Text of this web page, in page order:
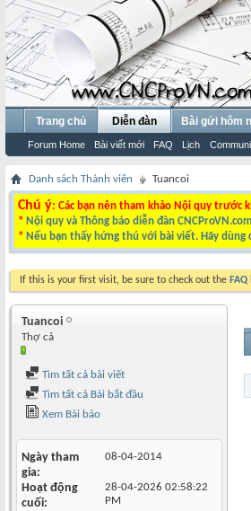
Trang chủ Diễn đàn
Forum Home Bài viết mới FAQ Lịch
Bài gửi hôm
Danh sách Thành viên Tuancoi
Chú ý: Các bạn nên tham khảo Nội quy trước
* Nội quy và Thông báo diễn đàn CNCProVN.com
* Nếu bạn thấy hứng thú với bài viết. Hãy dùng
If this is your first visit, be sure to check out the FAQ
Tuancoi
Thợ cả
Tìm tất cả bài viết
Tìm tất cả Bài bắt đầu
Xem Bài báo
Ngày tham
gia
08-04-2014
Hoạt động
cuối
28-04-2026 02:58:22
PM